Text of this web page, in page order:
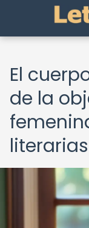
El
de la
literarias